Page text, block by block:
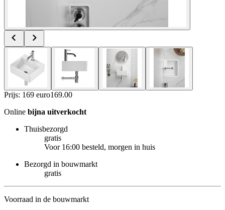
Prijs: 169 euro169.00
Online bijna uitverkocht
Thuisbezorgd
gratis
Voor 16:00 besteld, morgen in huis
Bezorgd in bouwmarkt
gratis
Voorraad in de bouwmarkt